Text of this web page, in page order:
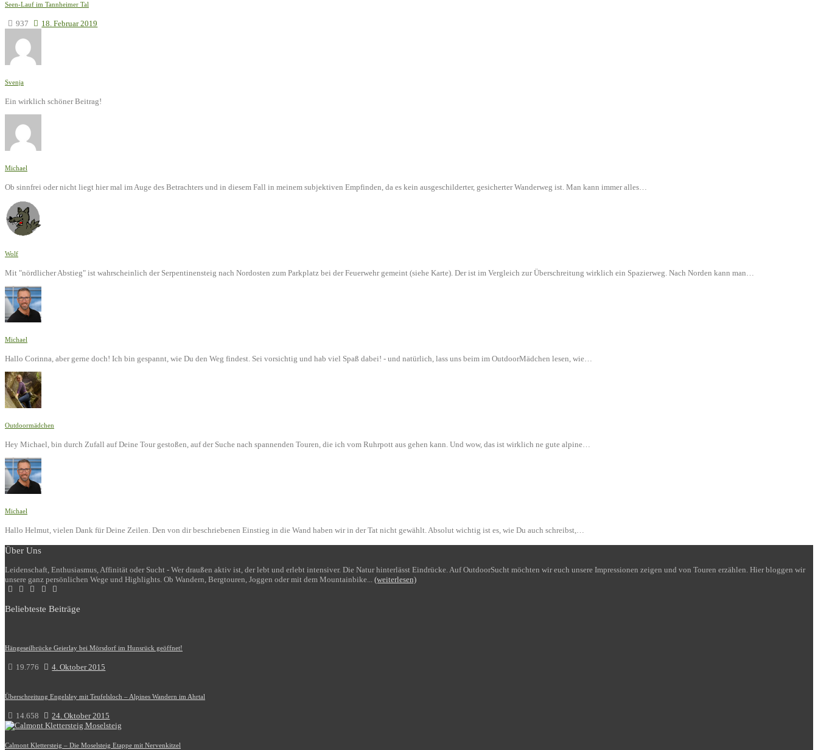
Seen-Lauf im Tannheimer Tal
937 18. Februar 2019
Svenja
Ein wirklich schöner Beitrag!
Michael
Ob sinnfrei oder nicht liegt hier mal im Auge des Betrachters und in diesem Fall in meinem subjektiven Empfinden, da es kein ausgeschilderter, gesicherter Wanderweg ist. Man kann immer alles…
Wolf
Mit "nördlicher Abstieg" ist wahrscheinlich der Serpentinensteig nach Nordosten zum Parkplatz bei der Feuerwehr gemeint (siehe Karte). Der ist im Vergleich zur Überschreitung wirklich ein Spazierweg. Nach Norden kann man…
Michael
Hallo Corinna, aber gerne doch! Ich bin gespannt, wie Du den Weg findest. Sei vorsichtig und hab viel Spaß dabei! - und natürlich, lass uns beim im OutdoorMädchen lesen, wie…
Outdoormädchen
Hey Michael, bin durch Zufall auf Deine Tour gestoßen, auf der Suche nach spannenden Touren, die ich vom Ruhrpott aus gehen kann. Und wow, das ist wirklich ne gute alpine…
Michael
Hallo Helmut, vielen Dank für Deine Zeilen. Den von dir beschriebenen Einstieg in die Wand haben wir in der Tat nicht gewählt. Absolut wichtig ist es, wie Du auch schreibst,…
Über Uns
Leidenschaft, Enthusiasmus, Affinität oder Sucht - Wer draußen aktiv ist, der lebt und erlebt intensiver. Die Natur hinterlässt Eindrücke. Auf OutdoorSucht möchten wir euch unsere Impressionen zeigen und von Touren erzählen. Hier bloggen wir
unsere ganz persönlichen Wege und Highlights. Ob Wandern, Bergtouren, Joggen oder mit dem Mountainbike... (weiterlesen)
Beliebteste Beiträge
Hängeseilbrücke Geierlay bei Mörsdorf im Hunsrück geöffnet!
19.776 4. Oktober 2015
Überschreitung Engelsley mit Teufelsloch – Alpines Wandern im Ahrtal
14.658 24. Oktober 2015
Calmont Klettersteig – Die Moselsteig Etappe mit Nervenkitzel